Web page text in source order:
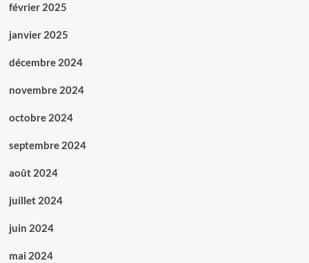
février 2025
janvier 2025
décembre 2024
novembre 2024
octobre 2024
septembre 2024
août 2024
juillet 2024
juin 2024
mai 2024